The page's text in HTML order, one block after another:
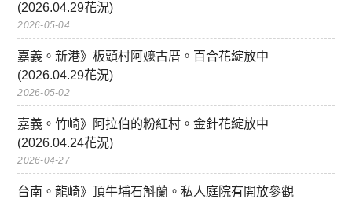
(2026.04.29花況)
2026-05-04
嘉義。新港》板頭村阿嬤古厝。百合花綻放中
(2026.04.29花況)
2026-05-02
嘉義。竹崎》阿拉伯的粉紅村。金針花綻放中
(2026.04.24花況)
2026-04-27
台南。龍崎》頂牛埔石斛蘭。私人庭院有開放參觀